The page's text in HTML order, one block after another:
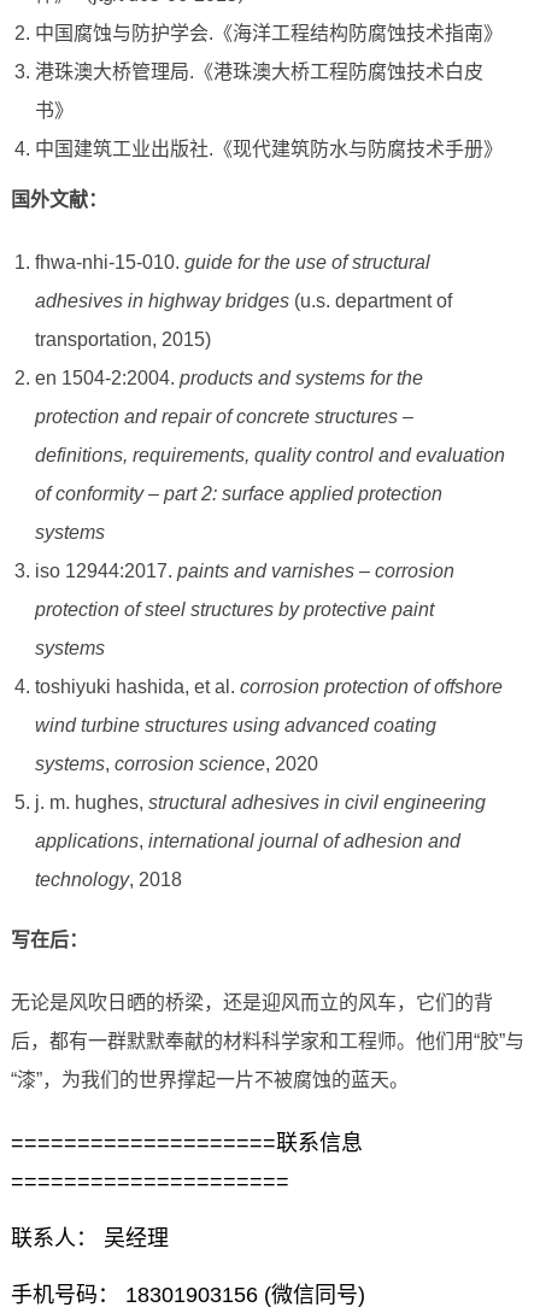
中国腐蚀与防护学会.《海洋工程结构防腐蚀技术指南》
港珠澳大桥管理局.《港珠澳大桥工程防腐蚀技术白皮
书》
中国建筑工业出版社.《现代建筑防水与防腐技术手册》
国外文献：
fhwa-nhi-15-010. guide for the use of structural
adhesives in highway bridges(u.s. department of
transportation, 2015)
en 1504-2:2004. products and systems for the
protection and repair of concrete structures –
definitions, requirements, quality control and evaluation
of conformity – part 2: surface applied protection
systems
iso 12944:2017. paints and varnishes – corrosion
protection of steel structures by protective paint
systems
toshiyuki hashida, et al. corrosion protection of offshore
wind turbine structures using advanced coating
systems, corrosion science, 2020
j. m. hughes, structural adhesives in civil engineering
applications, international journal of adhesion and
technology, 2018
写在后：
无论是风吹日晒的桥梁，还是迎风而立的风车，它们的背
后，都有一群默默奉献的材料科学家和工程师。他们用“胶”与
“漆”，为我们的世界撑起一片不被腐蚀的蓝天。
====================联系信息
=====================
联系人： 吴经理
手机号码： 18301903156 (微信同号)